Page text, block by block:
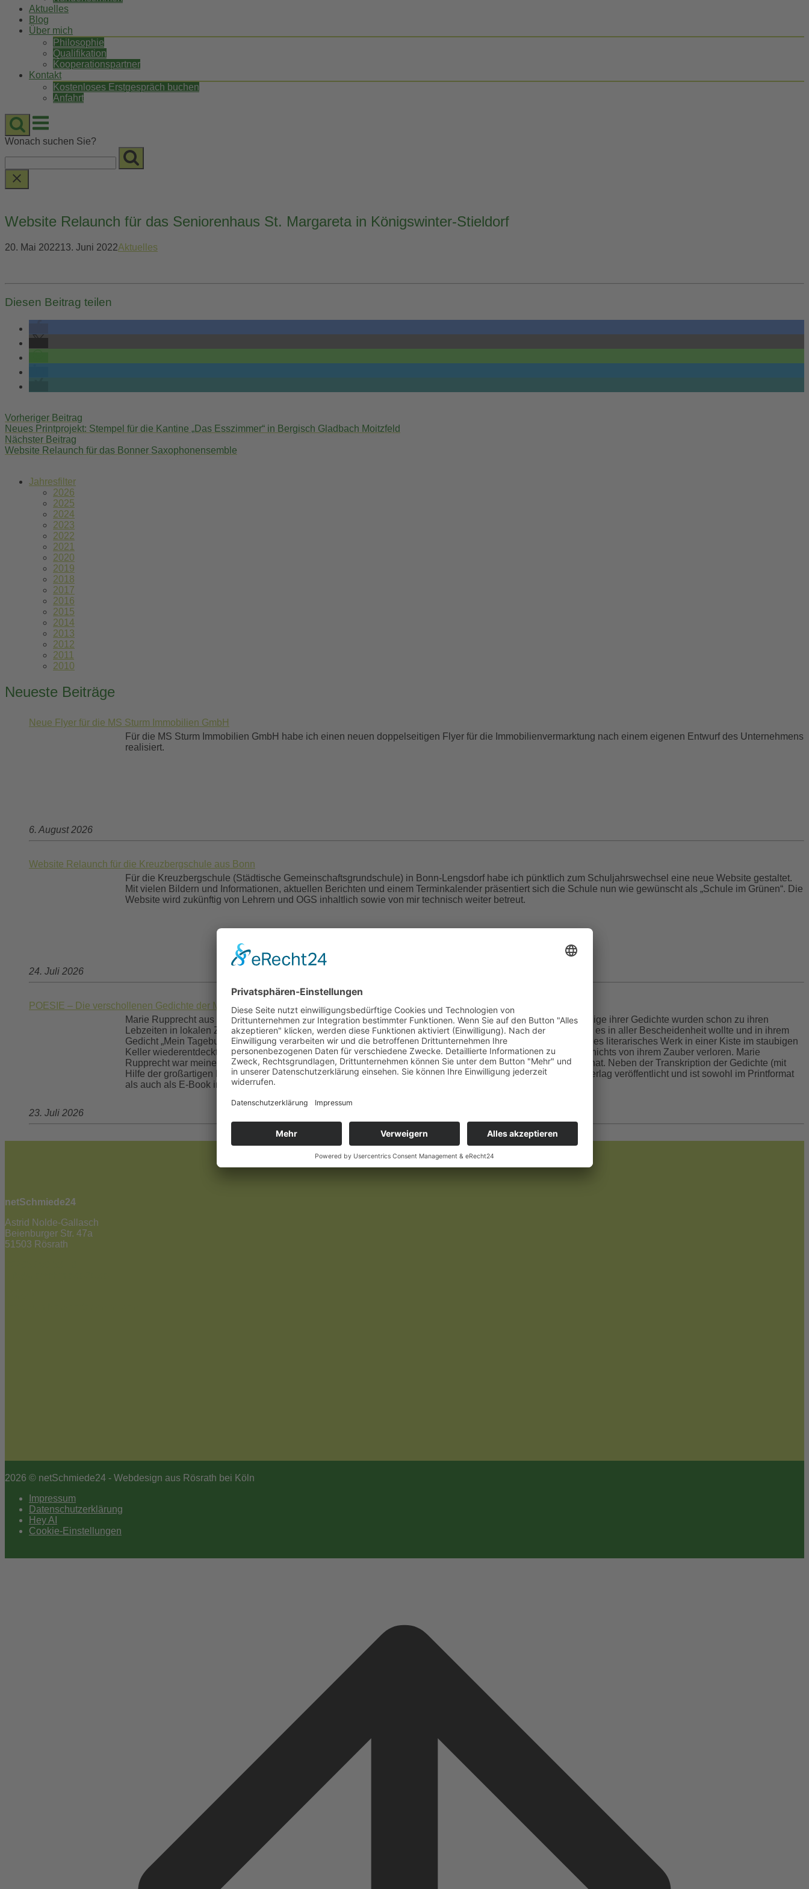
Aktuelles
Blog
Über mich
Philosophie
Qualifikation
Kooperationspartner
Kontakt
Kostenloses Erstgespräch buchen
Anfahrt
Menu
Wonach suchen Sie?
Website Relaunch für das Seniorenhaus St. Margareta in Königswinter-Stieldorf
20. Mai 202213. Juni 2022Aktuelles
Diesen Beitrag teilen
navigation
Vorheriger Beitrag
Neues Printprojekt: Stempel für die Kantine „Das Esszimmer“ in Bergisch Gladbach Moitzfeld
Nächster Beitrag
Website Relaunch für das Bonner Saxophonensemble
Jahresfilter
2026
2025
2024
2023
2022
2021
2020
2019
2018
2017
2016
2015
2014
2013
2012
2011
2010
Neueste Beiträge
Neue Flyer für die MS Sturm Immobilien GmbH
Für die MS Sturm Immobilien GmbH habe ich einen neuen doppelseitigen Flyer für die Immobilienvermarktung nach einem eigenen Entwurf des Unternehmens
realisiert.
6. August 2026
Website Relaunch für die Kreuzbergschule aus Bonn
Für die Kreuzbergschule (Städtische Gemeinschaftsgrundschule) in Bonn-Lengsdorf habe ich pünktlich zum Schuljahrswechsel eine neue Website gestaltet.
Mit vielen Bildern und Informationen, aktuellen Berichten und einem Terminkalender präsentiert sich die Schule nun wie gewünscht als „Schule im Grünen“. Die
Website wird zukünftig von Lehrern und OGS inhaltlich sowie von mir technisch weiter betreut.
24. Juli 2026
POESIE – Die verschollenen Gedichte der Marie Rupprecht (1829 – 1900)
Marie Rupprecht aus Niederschlesien war eine leidenschaftliche, gefühlvolle Poetin des 19. Jahrhunderts. Einige ihrer Gedichte wurden schon zu ihren
Lebzeiten in lokalen Zeitungen veröffentlicht. Der Großteil blieb jedoch der Öffentlichkeit verborgen, so wie sie es in aller Bescheidenheit wollte und in ihrem
Gedicht „Mein Tagebuch“ auch beschrieb. Es sollten mehr als 120 Jahre vergehen, bevor ihr handgeschriebenes literarisches Werk in einer Kiste im staubigen
Keller wiederentdeckt wurde. Nun soll also endlich ihr Wunsch erfüllt werden. Denn ihre Poesie hat bis heute nichts von ihrem Zauber verloren. Marie
Rupprecht war meine Ururgroßtante und ich bin diejenige, die ihr Werk wiederentdeckt und nun veröffentlicht hat. Neben der Transkription der Gedichte (mit
Hilfe der großartigen Kristin Sadiku) habe ich das Cover selbst gestaltet. Das Buch wurde nun im Rediroma-Verlag veröffentlicht und ist sowohl im Printformat
als auch als E-Book in allen gängigen Shops verfügbar und kann in jeder Buchhandlung bestellt werden.
23. Juli 2026
netSchmiede24
Astrid Nolde-Gallasch
Beienburger Str. 47a
51503 Rösrath
2026 © netSchmiede24 - Webdesign aus Rösrath bei Köln
Impressum
Datenschutzerklärung
Hey AI
Cookie-Einstellungen